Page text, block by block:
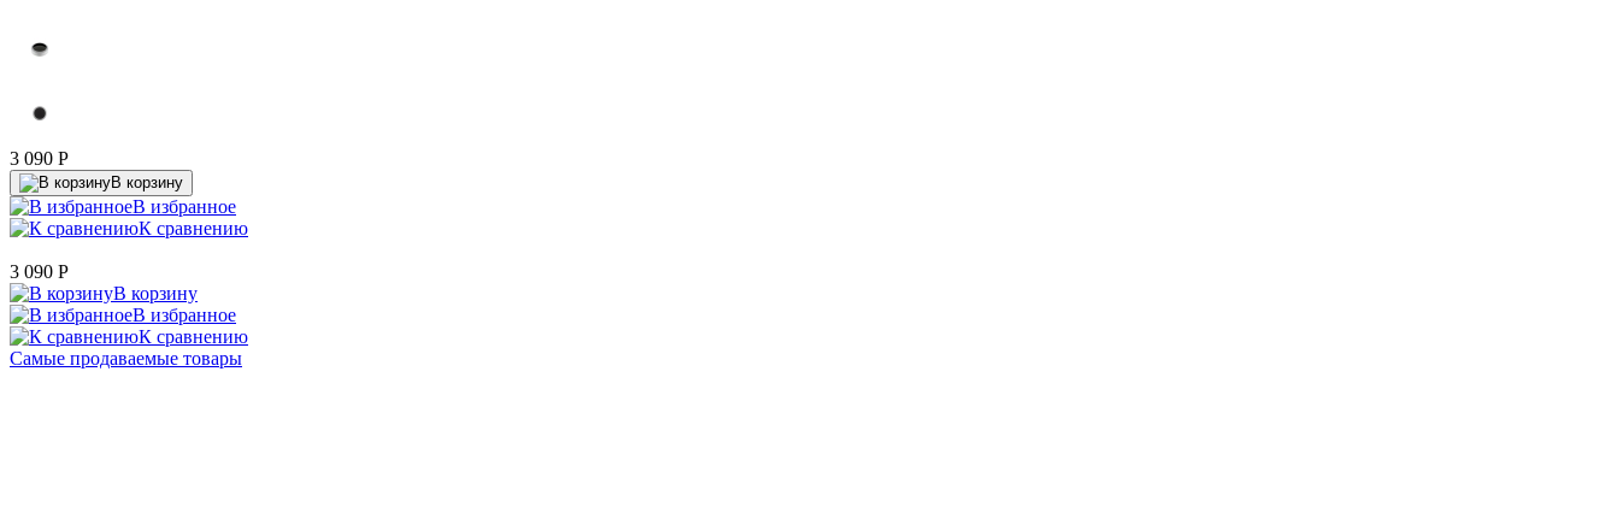
3 090 P
В корзину
В избранное
К сравнению
3 090 P
В корзину
В избранное
К сравнению
Самые продаваемые товары